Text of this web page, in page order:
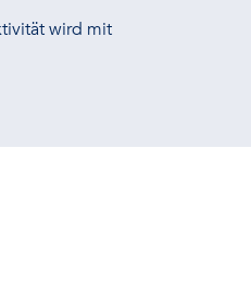
wird mit